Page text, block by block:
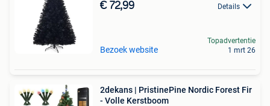
€ 72,99 Details
Bezoek website
Topadvertentie
1 mrt 26
2dekans | PristinePine Nordic Forest Fir
- Volle Kerstboom